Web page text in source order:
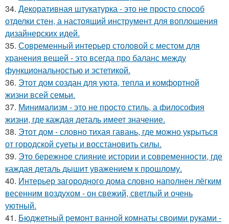
34. Декоративная штукатурка - это не просто способ
отделки стен, а настоящий инструмент для воплощения
дизайнерских идей.
35. Современный интерьер столовой с местом для
хранения вещей - это всегда про баланс между
функциональностью и эстетикой.
36. Этот дом создан для уюта, тепла и комфортной
жизни всей семьи.
37. Минимализм - это не просто стиль, а философия
жизни, где каждая деталь имеет значение.
38. Этот дом - словно тихая гавань, где можно укрыться
от городской суеты и восстановить силы.
39. Это бережное слияние истории и современности, где
каждая деталь дышит уважением к прошлому.
40. Интерьер загородного дома словно наполнен лёгким
весенним воздухом - он свежий, светлый и очень
уютный.
41. Бюджетный ремонт ванной комнаты своими руками -